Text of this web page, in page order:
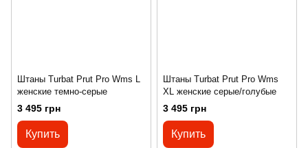
Штаны Turbat Prut Pro Wms L
женские темно-серые
3 495 грн
Купить
Штаны Turbat Prut Pro Wms
XL женские серые/голубые
3 495 грн
Купить